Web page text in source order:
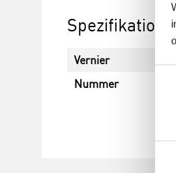
Vernier
Nummer